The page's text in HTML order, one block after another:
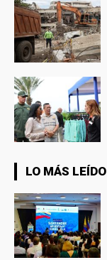
LO MÁS LEÍDO